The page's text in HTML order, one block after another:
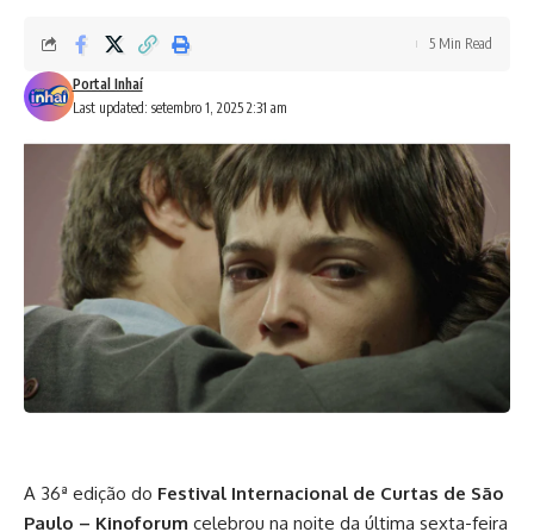
Last updated: setembro 1, 2025 2:31 am
Portal Inhaí
5 Min Read
A 36ª edição do Festival Internacional de Curtas de São
Paulo – Kinoforum celebrou na noite da última sexta-feira